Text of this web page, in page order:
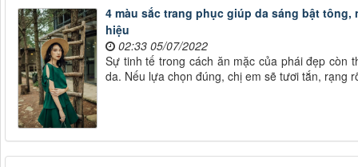
4 màu sắc trang phục giúp da sáng bật
hiệu
02:33 05/07/2022
Sự tinh tế trong cách ăn mặc của phái đẹp còn
da. Nếu lựa chọn đúng, chị em sẽ tươi tắn, rạng